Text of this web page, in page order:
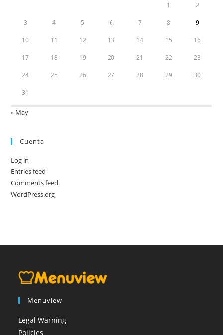
1 2
3 4 5 6 7 8 9
10 11 12 13 14 15 16
17 18 19 20 21 22 23
24 25 26 27 28 29 30
31
« May
Cuenta
Log in
Entries feed
Comments feed
WordPress.org
Menuview
Legal Warning
Policies